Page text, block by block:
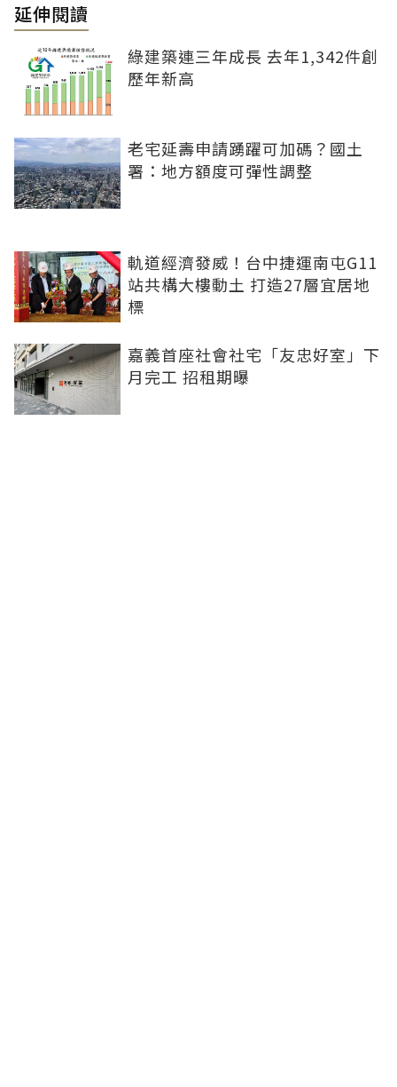
延伸閱讀
綠建築連三年成長 去年1,342件創
歷年新高
老宅延壽申請踴躍可加碼？國土
署：地方額度可彈性調整
軌道經濟發威！台中捷運南屯G11
站共構大樓動土 打造27層宜居地
標
嘉義首座社會社宅「友忠好室」下
月完工 招租期曝